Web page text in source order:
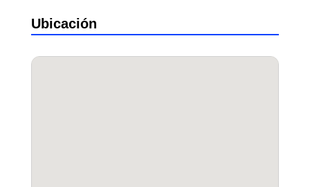
Ubicación